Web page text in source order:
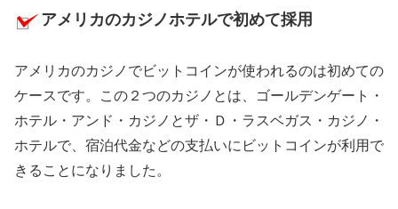
アメリカのカジノホテルで初めて採用
アメリカのカジノでビットコインが使われるのは初めての
ケースです。この２つのカジノとは、ゴールデンゲート・
ホテル・アンド・カジノとザ・Ｄ・ラスベガス・カジノ・
ホテルで、宿泊代金などの支払いにビットコインが利用で
きることになりました。